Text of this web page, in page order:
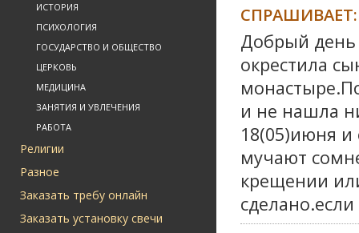
ИСТОРИЯ
ПСИХОЛОГИЯ
ГОСУДАРСТВО И ОБЩЕСТВО
ЦЕРКОВЬ
МЕДИЦИНА
ЗАНЯТИЯ И УВЛЕЧЕНИЯ
РАБОТА
Религии
Разное
Заказать требу онлайн
Заказать установку свечи
СПРАШИВАЕТ:
Добрый день
окрестила
и не нашла
18(05)июня и
мучают
крещении